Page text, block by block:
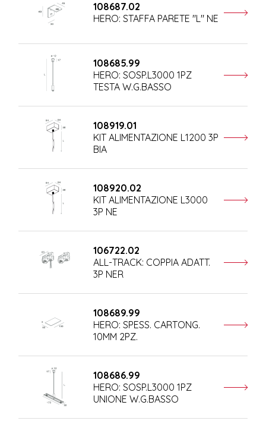
108687.02
HERO: STAFFA PARETE "L" NE
108685.99
HERO: SOSP.L3000 1PZ
TESTA W.G.BASSO
108919.01
KIT ALIMENTAZIONE L1200 3P
BIA
108920.02
KIT ALIMENTAZIONE L3000
3P NE
106722.02
ALL-TRACK: COPPIA ADATT.
3P NER
108689.99
HERO: SPESS. CARTONG.
10MM 2PZ.
108686.99
HERO: SOSP.L3000 1PZ
UNIONE W.G.BASSO